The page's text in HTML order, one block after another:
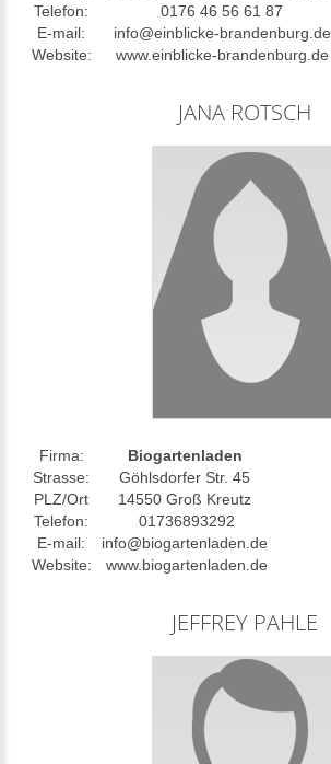
Telefon:
0176 46 56 61 87
E-mail:
info@einblicke-brandenburg.de
Website:
www.einblicke-brandenburg.de
JANA ROTSCH
Firma:
Biogartenladen
Strasse:
Göhlsdorfer Str. 45
PLZ/Ort
14550 Groß Kreutz
Telefon:
01736893292
E-mail:
info@biogartenladen.de
Website:
www.biogartenladen.de
JEFFREY PAHLE